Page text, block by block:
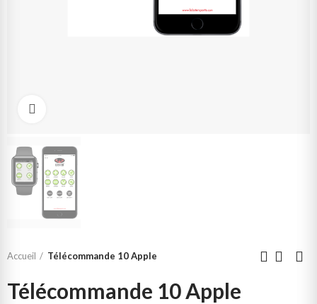
Accueil Télécommande 10 Apple
Télécommande 10 Apple